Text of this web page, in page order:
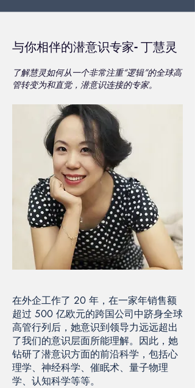
与你相伴的潜意识专家- 丁慧灵
了解慧灵如何从一个非常注重“逻辑”的全球高
管转变为和直觉，潜意识连接的专家。
在外企工作了 20 年，在一家年销售额
超过 500 亿欧元的跨国公司中跻身全球
高管行列后，她意识到领导力远远超出
了我们的意识层面所能理解。因此，她
钻研了潜意识方面的前沿科学，包括心
理学、神经科学、催眠术、量子物理
学、认知科学等等。